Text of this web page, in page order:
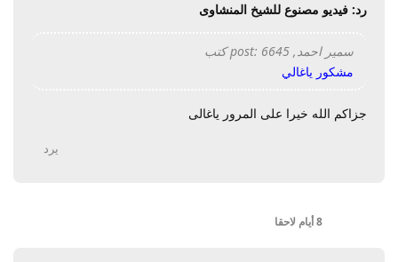
رد: فيديو مصنوع للشيخ المنشاوى
سمير احمد, post: 6645 كتب
مشكور ياغالي
جزاكم الله خيرا على المرور ياغالى
يرد
8 أيام لاحقا